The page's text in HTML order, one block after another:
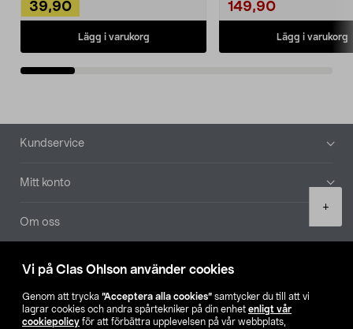
Vi på Clas Ohlson använder cookies
Genom att trycka ”Acceptera alla cookies” samtycker du till att vi
lagrar cookies och andra spårtekniker på din enhet enligt vår
cookiepolicy för att förbättra upplevelsen på vår webbplats,
+
39,90
Lägg i varukorg
149,90
Lägg i varukorg
Sidfot
Kundservice
Mitt konto
Om oss
Aktuellt
Våra bolag